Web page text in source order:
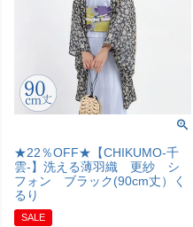
★22％OFF★【CHIKUMO-千
雲-】洗える薄羽織 更紗 シ
フォン ブラック(90cm丈）く
るり
SALE